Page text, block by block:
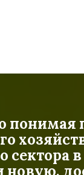
понимая
сектора
новую,